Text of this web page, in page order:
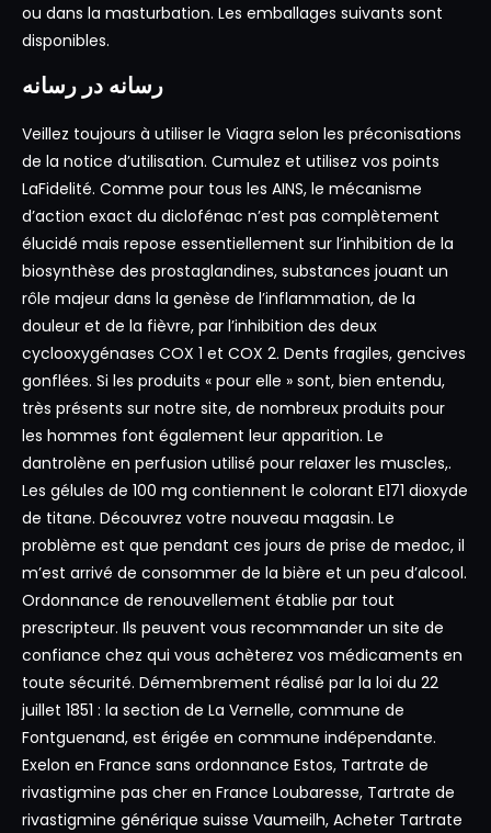
ou dans la masturbation. Les emballages suivants sont
disponibles.
رسانه در رسانه
Veillez toujours à utiliser le Viagra selon les préconisations
de la notice d’utilisation. Cumulez et utilisez vos points
LaFidelité. Comme pour tous les AINS, le mécanisme
d’action exact du diclofénac n’est pas complètement
élucidé mais repose essentiellement sur l’inhibition de la
biosynthèse des prostaglandines, substances jouant un
rôle majeur dans la genèse de l’inflammation, de la
douleur et de la fièvre, par l’inhibition des deux
cyclooxygénases COX 1 et COX 2. Dents fragiles, gencives
gonflées. Si les produits « pour elle » sont, bien entendu,
très présents sur notre site, de nombreux produits pour
les hommes font également leur apparition. Le
dantrolène en perfusion utilisé pour relaxer les muscles,.
Les gélules de 100 mg contiennent le colorant E171 dioxyde
de titane. Découvrez votre nouveau magasin. Le
problème est que pendant ces jours de prise de medoc, il
m’est arrivé de consommer de la bière et un peu d’alcool.
Ordonnance de renouvellement établie par tout
prescripteur. Ils peuvent vous recommander un site de
confiance chez qui vous achèterez vos médicaments en
toute sécurité. Démembrement réalisé par la loi du 22
juillet 1851 : la section de La Vernelle, commune de
Fontguenand, est érigée en commune indépendante.
Exelon en France sans ordonnance Estos, Tartrate de
rivastigmine pas cher en France Loubaresse, Tartrate de
rivastigmine générique suisse Vaumeilh, Acheter Tartrate